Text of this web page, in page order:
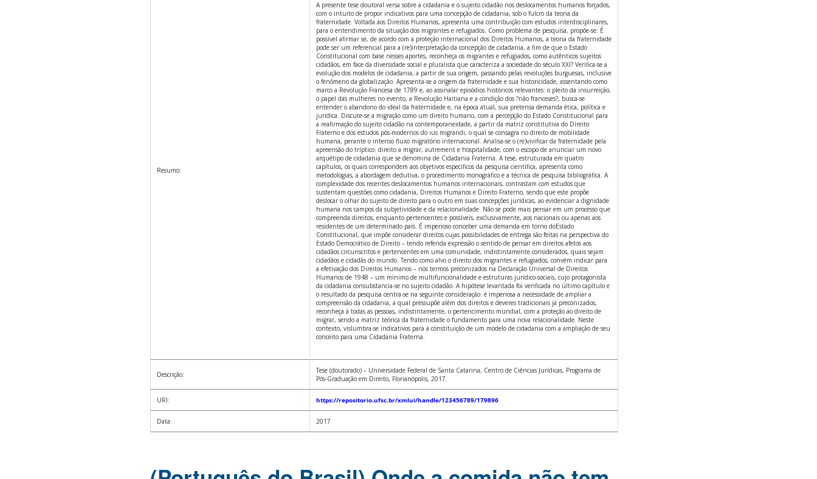
Resumo:
A presente tese doutoral versa sobre a cidadania e o sujeito cidadão nos deslocamentos humanos forçados,
com o intuito de propor indicativos para uma concepção de cidadania, sob o fulcro da teoria da
fraternidade. Voltada aos Direitos Humanos, apresenta uma contribuição com estudos interdisciplinares,
para o entendimento da situação dos migrantes e refugiados. Como problema de pesquisa, propõe-se: É
possível afirmar se, de acordo com a proteção internacional dos Direitos Humanos, a teoria da fraternidade
pode ser um referencial para a (re)interpretação da concepção de cidadania, a fim de que o Estado
Constitucional com base nesses aportes, reconheça os migrantes e refugiados, como autênticos sujeitos
cidadãos, em face da diversidade social e pluralista que caracteriza a sociedade do século XXI? Verifica-se a
evolução dos modelos de cidadania, a partir de sua origem, passando pelas revoluções burguesas, inclusive
o fenômeno da globalização. Apresenta-se a origem da fraternidade e sua historicidade, assentando como
marco a Revolução Francesa de 1789 e, ao assinalar episódios históricos relevantes: o pleito da insurreição,
o papel das mulheres no evento, a Revolução Haitiana e a condição dos ?não franceses?, busca-se
entender o abandono do ideal da fraternidade e, na época atual, sua pretensa demanda ética, política e
jurídica. Discute-se a migração como um direito humano, com a percepção do Estado Constitucional para
a reafirmação do sujeito cidadão na contemporaneidade, a partir da matriz constitutiva do Direito
Fraterno e dos estudos pós-modernos do ius migrandi, o qual se consagra no direito de mobilidade
humana, perante o intenso fluxo migratório internacional. Analisa-se o (re)vivificar da fraternidade pela
apreensão do tríptico: direito a migrar, autrement e hospitalidade, com o escopo de anunciar um novo
arquétipo de cidadania que se denomina de Cidadania Fraterna. A tese, estruturada em quatro
capítulos, os quais correspondem aos objetivos específicos da pesquisa científica, apresenta como
metodologias, a abordagem dedutiva, o procedimento monográfico e a técnica de pesquisa bibliográfica. A
complexidade dos recentes deslocamentos humanos internacionais, contrastam com estudos que
sustentam questões como cidadania, Direitos Humanos e Direito Fraterno, sendo que este propõe
deslocar o olhar do sujeito de direito para o outro em suas concepções jurídicas, ao evidenciar a dignidade
humana nos campos da subjetividade e da relacionalidade. Não se pode mais pensar em um processo que
compreenda direitos, enquanto pertencentes e possíveis, exclusivamente, aos nacionais ou apenas aos
residentes de um determinado país. É imperioso conceber uma demanda em torno doEstado
Constitucional, que impõe considerar direitos cujas possibilidades de entrega são feitas na perspectiva do
Estado Democrático de Direito – tendo referida expressão o sentido de pensar em direitos afetos aos
cidadãos circunscritos e pertencentes em uma comunidade, indistintamente considerados, quais sejam
cidadãos e cidadãs do mundo. Tendo como alvo o direito dos migrantes e refugiados, convém indicar para
a efetivação dos Direitos Humanos – nos termos preconizados na Declaração Universal de Direitos
Humanos de 1948 – um mínimo de multifuncionalidade e estruturas jurídico-sociais, cujo protagonista
da cidadania consubstancia-se no sujeito cidadão. A hipótese levantada foi verificada no último capítulo e
o resultado da pesquisa centra-se na seguinte consideração: é imperiosa a necessidade de ampliar a
compreensão da cidadania, a qual pressupõe além dos direitos e deveres tradicionais já preconizados,
reconheça à todas as pessoas, indistintamente, o pertencimento mundial, com a proteção ao direito de
migrar, sendo a matriz teórica da fraternidade o fundamento para uma nova relacionalidade. Neste
contexto, vislumbra-se indicativos para a constituição de um modelo de cidadania com a ampliação de seu
conceito para uma Cidadania Fraterna.
Descrição:
Tese (doutorado) – Universidade Federal de Santa Catarina, Centro de Ciências Jurídicas, Programa de
Pós-Graduação em Direito, Florianópolis, 2017.
URI: https://repositorio.ufsc.br/xmlui/handle/123456789/179896
Data: 2017